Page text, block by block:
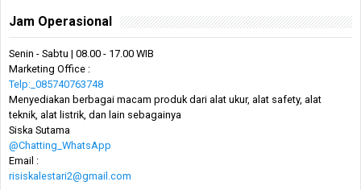
Jam Operasional
Senin - Sabtu | 08.00 - 17.00 WIB
Marketing Office :
Telp:_085740763748
Menyediakan berbagai macam produk dari alat ukur, alat safety, alat
teknik, alat listrik, dan lain sebagainya
Siska Sutama
@Chatting_WhatsApp
Email :
risiskalestari2@gmail.com